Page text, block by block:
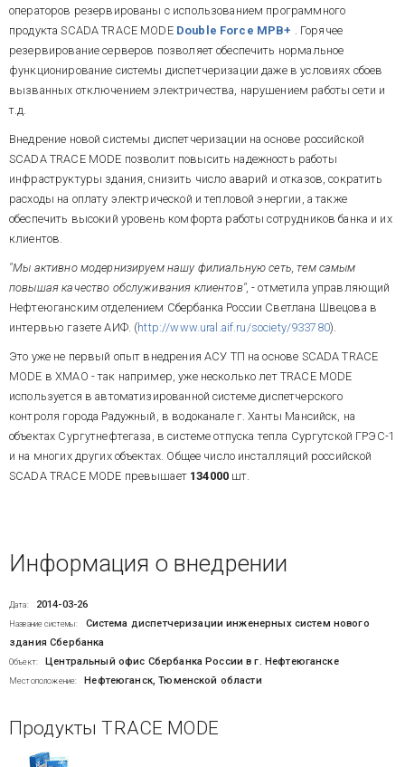
операторов резервированы с использованием программного
продукта SCADA TRACE MODE Double Force МРВ+ . Горячее
резервирование серверов позволяет обеспечить нормальное
функционирование системы диспетчеризации даже в условиях сбоев
вызванных отключением электричества, нарушением работы сети и
т.д.
Внедрение новой системы диспетчеризации на основе российской
SCADA TRACE MODE позволит повысить надежность работы
инфраструктуры здания, снизить число аварий и отказов, сократить
расходы на оплату электрической и тепловой энергии, а также
обеспечить высокий уровень комфорта работы сотрудников банка и их
клиентов.
"Мы активно модернизируем нашу филиальную сеть, тем самым
повышая качество обслуживания клиентов",- отметила управляющий
Нефтеюганским отделением Сбербанка России Светлана Швецова в
интервью газете АИФ. (http://www.ural.aif.ru/society/933780).
Это уже не первый опыт внедрения АСУ ТП на основе SCADA TRACE
MODE в ХМАО - так например, уже несколько лет TRACE MODE
используется в автоматизированной системе диспетчерского
контроля города Радужный, в водоканале г. Ханты Мансийск, на
объектах Сургутнефтегаза, в системе отпуска тепла Сургутской ГРЭС-1
и на многих других объектах. Общее число инсталляций российской
SCADA TRACE MODE превышает 134000 шт.
Информация о внедрении
Дата: 2014-03-26
Название системы:
Система диспетчеризации инженерных систем нового
здания Сбербанка
Объект: Центральный офис Сбербанка России в г. Нефтеюганске
Местоположение: Нефтеюганск, Тюменской области
Продукты TRACE MODE